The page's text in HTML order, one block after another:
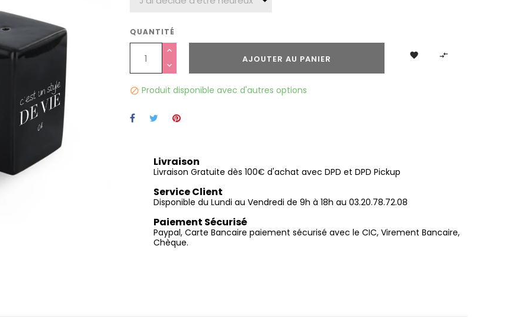
QUANTITÉ
AJOUTER AU PANIER  
 Produit disponible avec d'autres options
Livraison
Livraison Gratuite dès 100€ d'achat avec DPD et DPD Pickup
Service Client
Disponible du Lundi au Vendredi de 9h à 18h au 03.20.78.72.08
Paiement Sécurisé
Paypal, Carte Bancaire paiement sécurisé avec le CIC, Virement Bancaire,
Chèque.